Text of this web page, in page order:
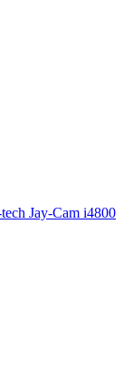
Jay-Cam i4800